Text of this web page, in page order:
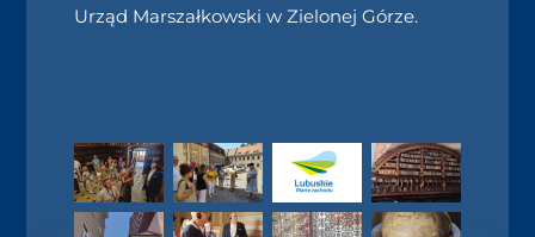
Urząd Marszałkowski w Zielonej Górze.